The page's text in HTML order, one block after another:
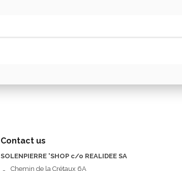
Contact us
SOLENPIERRE 'SHOP c/o REALIDEE SA
Chemin de la Crétaux 6A